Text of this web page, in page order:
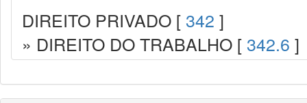
DIREITO PRIVADO [ 342 ]
» DIREITO DO TRABALHO [ 342.6 ]